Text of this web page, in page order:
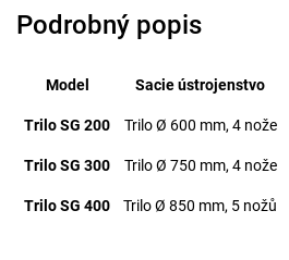
Podrobný popis
Model Sacie ústrojenstvo
Trilo SG 200 Trilo Ø 600 mm, 4 nože
Trilo SG 300 Trilo Ø 750 mm, 4 nože
Trilo SG 400 Trilo Ø 850 mm, 5 nožů